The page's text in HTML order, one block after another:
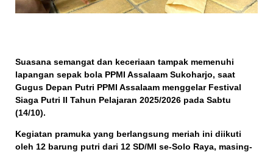
Suasana semangat dan keceriaan tampak memenuhi
lapangan sepak bola PPMI Assalaam Sukoharjo, saat
Gugus Depan Putri PPMI Assalaam menggelar Festival
Siaga Putri II Tahun Pelajaran 2025/2026 pada Sabtu
(14/10).
Kegiatan pramuka yang berlangsung meriah ini diikuti
oleh 12 barung putri dari 12 SD/MI se-Solo Raya, masing-